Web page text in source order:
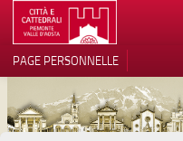
TERRITOIRE
ARCHITECTURE
PAGE PERSONNELLE